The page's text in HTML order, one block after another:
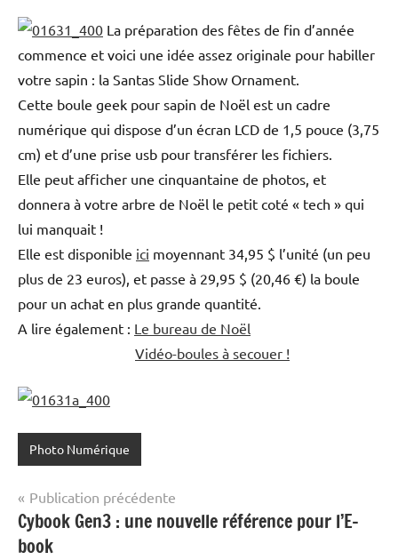
La préparation des fêtes de fin d’année
commence et voici une idée assez originale pour habiller
votre sapin : la Santas Slide Show Ornament.
Cette boule geek pour sapin de Noël est un cadre
numérique qui dispose d’un écran LCD de 1,5 pouce (3,75
cm) et d’une prise usb pour transférer les fichiers.
Elle peut afficher une cinquantaine de photos, et
donnera à votre arbre de Noël le petit coté « tech » qui
lui manquait !
Elle est disponible ici moyennant 34,95 $ l’unité (un peu
plus de 23 euros), et passe à 29,95 $ (20,46 €) la boule
pour un achat en plus grande quantité.
A lire également : Le bureau de Noël
Vidéo-boules à secouer !
Photo Numérique
Navigation
de
Publication précédente
Cybook Gen3 : une nouvelle référence pour l’E-
book